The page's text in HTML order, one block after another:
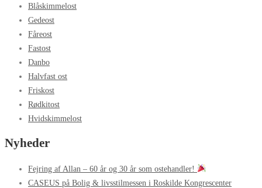
Blåskimmelost
Gedeost
Fåreost
Fastost
Danbo
Halvfast ost
Friskost
Rødkitost
Hvidskimmelost
Nyheder
Fejring af Allan – 60 år og 30 år som ostehandler!
CASEUS på Bolig & livsstilmessen i Roskilde Kongrescenter